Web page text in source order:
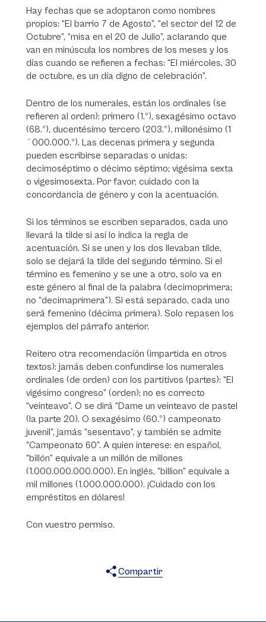
Hay fechas que se adoptaron como nombres
propios: “El barrio 7 de Agosto”, “el sector del 12 de
Octubre”, “misa en el 20 de Julio”, aclarando que
van en minúscula los nombres de los meses y los
días cuando se refieren a fechas: “El miércoles, 30
de octubre, es un día digno de celebración”.
Dentro de los numerales, están los ordinales (se
refieren al orden): primero (1.º), sexagésimo octavo
(68.º), ducentésimo tercero (203.º), millonésimo (1
´000.000.º). Las decenas primera y segunda
pueden escribirse separadas o unidas:
decimoséptimo o décimo séptimo; vigésima sexta
o vigesimosexta. Por favor, cuidado con la
concordancia de género y con la acentuación.
Si los términos se escriben separados, cada uno
llevará la tilde si así lo indica la regla de
acentuación. Si se unen y los dos llevaban tilde,
solo se dejará la tilde del segundo término. Si el
término es femenino y se une a otro, solo va en
este género al final de la palabra (decimoprimera;
no “decimaprimera”). Si está separado, cada uno
será femenino (décima primera). Solo repasen los
ejemplos del párrafo anterior.
Reitero otra recomendación (impartida en otros
textos): jamás deben confundirse los numerales
ordinales (de orden) con los partitivos (partes): “El
vigésimo congreso” (orden); no es correcto
“veinteavo”. O se dirá “Dame un veinteavo de pastel
(la parte 20). O sexagésimo (60.º) campeonato
juvenil”, jamás “sesentavo”, y también se admite
“Campeonato 60”. A quien interese: en español,
“billón” equivale a un millón de millones
(1.000.000.000.000). En inglés, “billion” equivale a
mil millones (1.000.000.000). ¡Cuidado con los
empréstitos en dólares!
Con vuestro permiso.
Compartir